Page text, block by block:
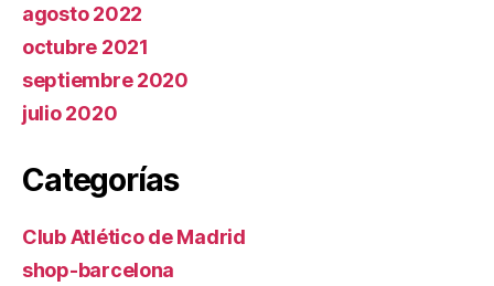
agosto 2022
octubre 2021
septiembre 2020
julio 2020
Categorías
Club Atlético de Madrid
shop-barcelona